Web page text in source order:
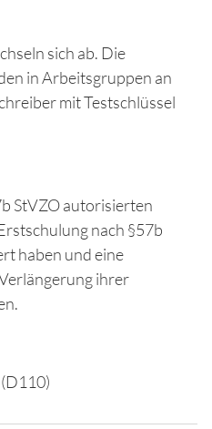
sich ab. Die
in Arbeitsgruppen an
mit Testschlüssel
StVZO autorisierten
nach §57b
haben und eine
ihrer